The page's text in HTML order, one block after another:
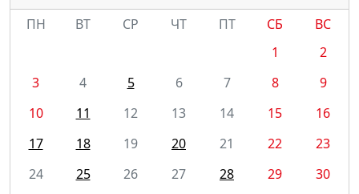
ПН
ВТ СР ЧТ ПТ СБ
ВС
1
2
3
4 5 6 7 8
9
10
11 12 13 14 15
16
17
18 19 20 21 22
23
24
25 26 27 28 29
30